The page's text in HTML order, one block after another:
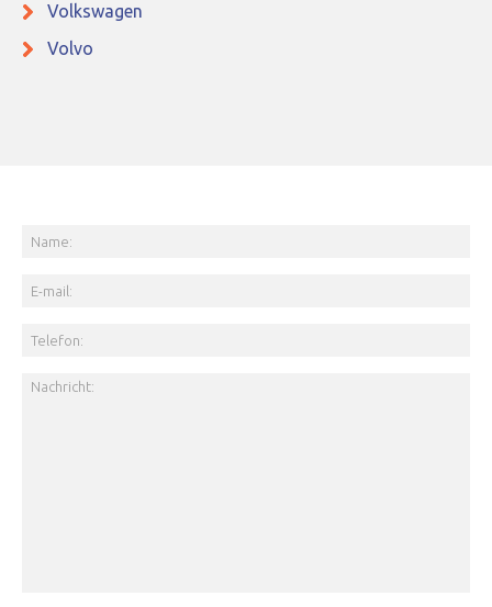
Volkswagen
Volvo